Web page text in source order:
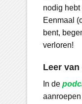
nodig hebt
Eenmaal
bent,
verloren!
Leer
In de